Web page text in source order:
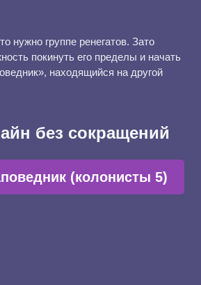
нужно группе ренегатов. Зато
покинуть его пределы и начать
находящийся на другой
без сокращений
(колонисты 5)